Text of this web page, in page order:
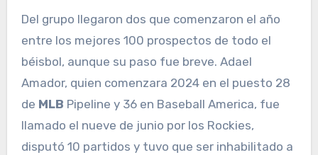
Del grupo llegaron dos que comenzaron el año
entre los mejores 100 prospectos de todo el
béisbol, aunque su paso fue breve. Adael
Amador, quien comenzara 2024 en el puesto 28
de MLB Pipeline y 36 en Baseball America, fue
llamado el nueve de junio por los Rockies,
disputó 10 partidos y tuvo que ser inhabilitado a